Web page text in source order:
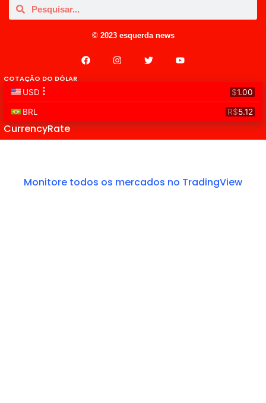
© 2023 esquerda news
COTAÇÃO DO DÓLAR
CurrencyRate
Monitore todos os mercados no TradingView